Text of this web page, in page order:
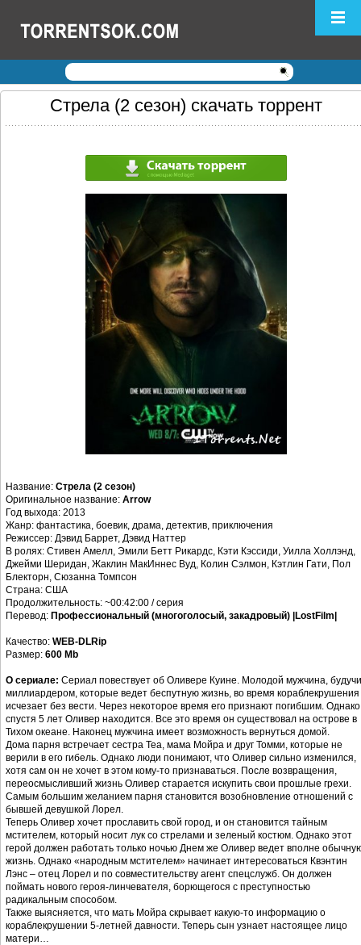
Логин: Пароль:
Регистрация Забыли пароль?
Стрела (2 сезон) скачать торрент
Название: Стрела (2 сезон)
Оригинальное название: Arrow
Год выхода: 2013
Жанр: фантастика, боевик, драма, детектив, приключения
Режиссер: Дэвид Баррет, Дэвид Наттер
В ролях: Стивен Амелл, Эмили Бетт Рикардс, Кэти Кэссиди, Уилла Холлэнд,
Джейми Шеридан, Жаклин МакИннес Вуд, Колин Сэлмон, Кэтлин Гати, Пол
Блекторн, Сюзанна Томпсон
Страна: США
Продолжительность: ~00:42:00 / серия
Перевод: Профессиональный (многоголосый, закадровый) |LostFilm|
Качество: WEB-DLRip
Размер: 600 Mb
О сериале: Сериал повествует об Оливере Куине. Молодой мужчина, будучи
миллиардером, которые ведет беспутную жизнь, во время кораблекрушения
исчезает без вести. Через некоторое время его признают погибшим. Однако
спустя 5 лет Оливер находится. Все это время он существовал на острове в
Тихом океане. Наконец мужчина имеет возможность вернуться домой.
Дома парня встречает сестра Теа, мама Мойра и друг Томми, которые не
верили в его гибель. Однако люди понимают, что Оливер сильно изменился,
хотя сам он не хочет в этом кому-то признаваться. После возвращения,
переосмысливший жизнь Оливер старается искупить свои прошлые грехи.
Самым большим желанием парня становится возобновление отношений с
бывшей девушкой Лорел.
Теперь Оливер хочет прославить свой город, и он становится тайным
мстителем, который носит лук со стрелами и зеленый костюм. Однако этот
герой должен работать только ночью Днем же Оливер ведет вполне
жизнь. Однако «народным мстителем» начинает интересоваться Квэнтин
Лэнс – отец Лорел и по совместительству агент спецслужб. Он должен
поймать нового героя-линчевателя, борющегося с преступностью
радикальным способом.
Также выясняется, что мать Мойра скрывает какую-то информацию о
кораблекрушении 5-летней давности. Теперь сын узнает настоящее лицо
матери…